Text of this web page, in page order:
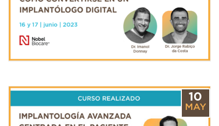
10
MAY